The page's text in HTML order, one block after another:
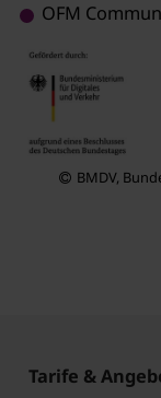
OFM
BMDV,
Tarife &